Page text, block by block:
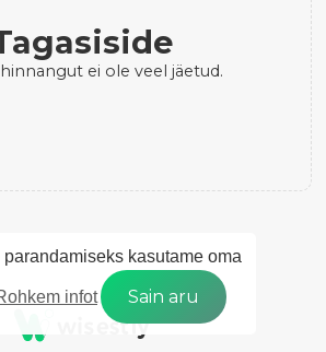
kasutame oma
infot Sain aru
ei ole veel jäetud.